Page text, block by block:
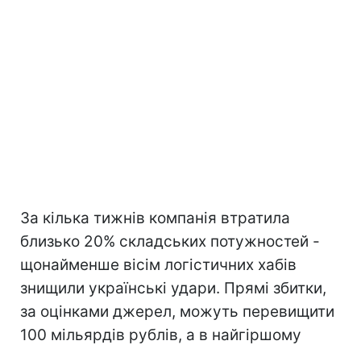
За кілька тижнів компанія втратила
близько 20% складських потужностей -
щонайменше вісім логістичних хабів
знищили українські удари. Прямі збитки,
за оцінками джерел, можуть перевищити
100 мільярдів рублів, а в найгіршому